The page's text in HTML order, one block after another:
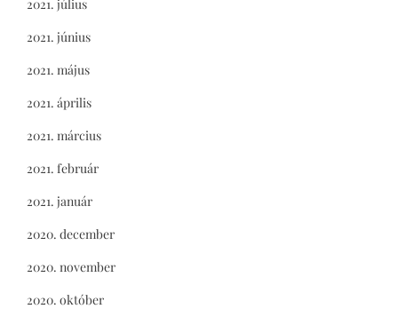
2021. július
2021. június
2021. május
2021. április
2021. március
2021. február
2021. január
2020. december
2020. november
2020. október